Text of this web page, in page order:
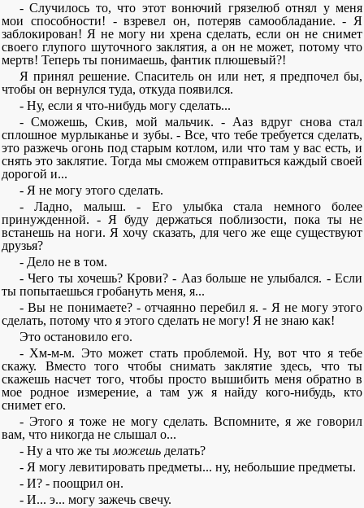
- Случилось то, что этот вонючий грязелюб отнял у меня
мои способности! - взревел он, потеряв самообладание. - Я
заблокирован! Я не могу ни хрена сделать, если он не снимет
своего глупого шуточного заклятия, а он не может, потому что
мертв! Теперь ты понимаешь, фантик плюшевый?!
Я принял решение. Спаситель он или нет, я предпочел бы,
чтобы он вернулся туда, откуда появился.
- Ну, если я что-нибудь могу сделать...
- Сможешь, Скив, мой мальчик. - Ааз вдруг снова стал
сплошное мурлыканье и зубы. - Все, что тебе требуется сделать,
это разжечь огонь под старым котлом, или что там у вас есть, и
снять это заклятие. Тогда мы сможем отправиться каждый своей
дорогой и...
- Я не могу этого сделать.
- Ладно, малыш. - Его улыбка стала немного более
принужденной. - Я буду держаться поблизости, пока ты не
встанешь на ноги. Я хочу сказать, для чего же еще существуют
друзья?
- Дело не в том.
- Чего ты хочешь? Крови? - Ааз больше не улыбался. - Если
ты попытаешься гробануть меня, я...
- Вы не понимаете? - отчаянно перебил я. - Я не могу этого
сделать, потому что я этого сделать не могу! Я не знаю как!
Это остановило его.
- Хм-м-м. Это может стать проблемой. Ну, вот что я тебе
скажу. Вместо того чтобы снимать заклятие здесь, что ты
скажешь насчет того, чтобы просто вышибить меня обратно в
мое родное измерение, а там уж я найду кого-нибудь, кто
снимет его.
- Этого я тоже не могу сделать. Вспомните, я же говорил
вам, что никогда не слышал о...
- Ну а что же ты можешь делать?
- Я могу левитировать предметы... ну, небольшие предметы.
- И? - поощрил он.
- И... э... могу зажечь свечу.